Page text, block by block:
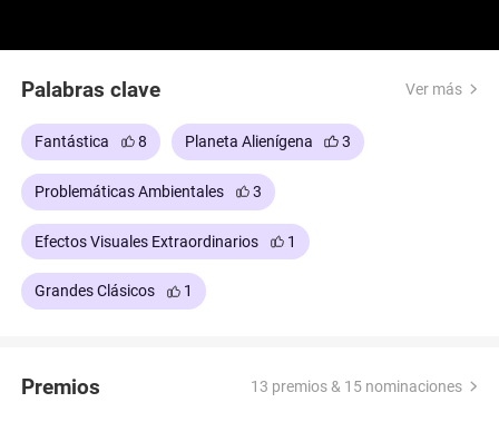
Palabras clave Ver más
Fantástica 8 Planeta Alienígena 3
Problemáticas Ambientales 3
Efectos Visuales Extraordinarios 1
Grandes Clásicos 1
Premios 13 premios & 15 nominaciones